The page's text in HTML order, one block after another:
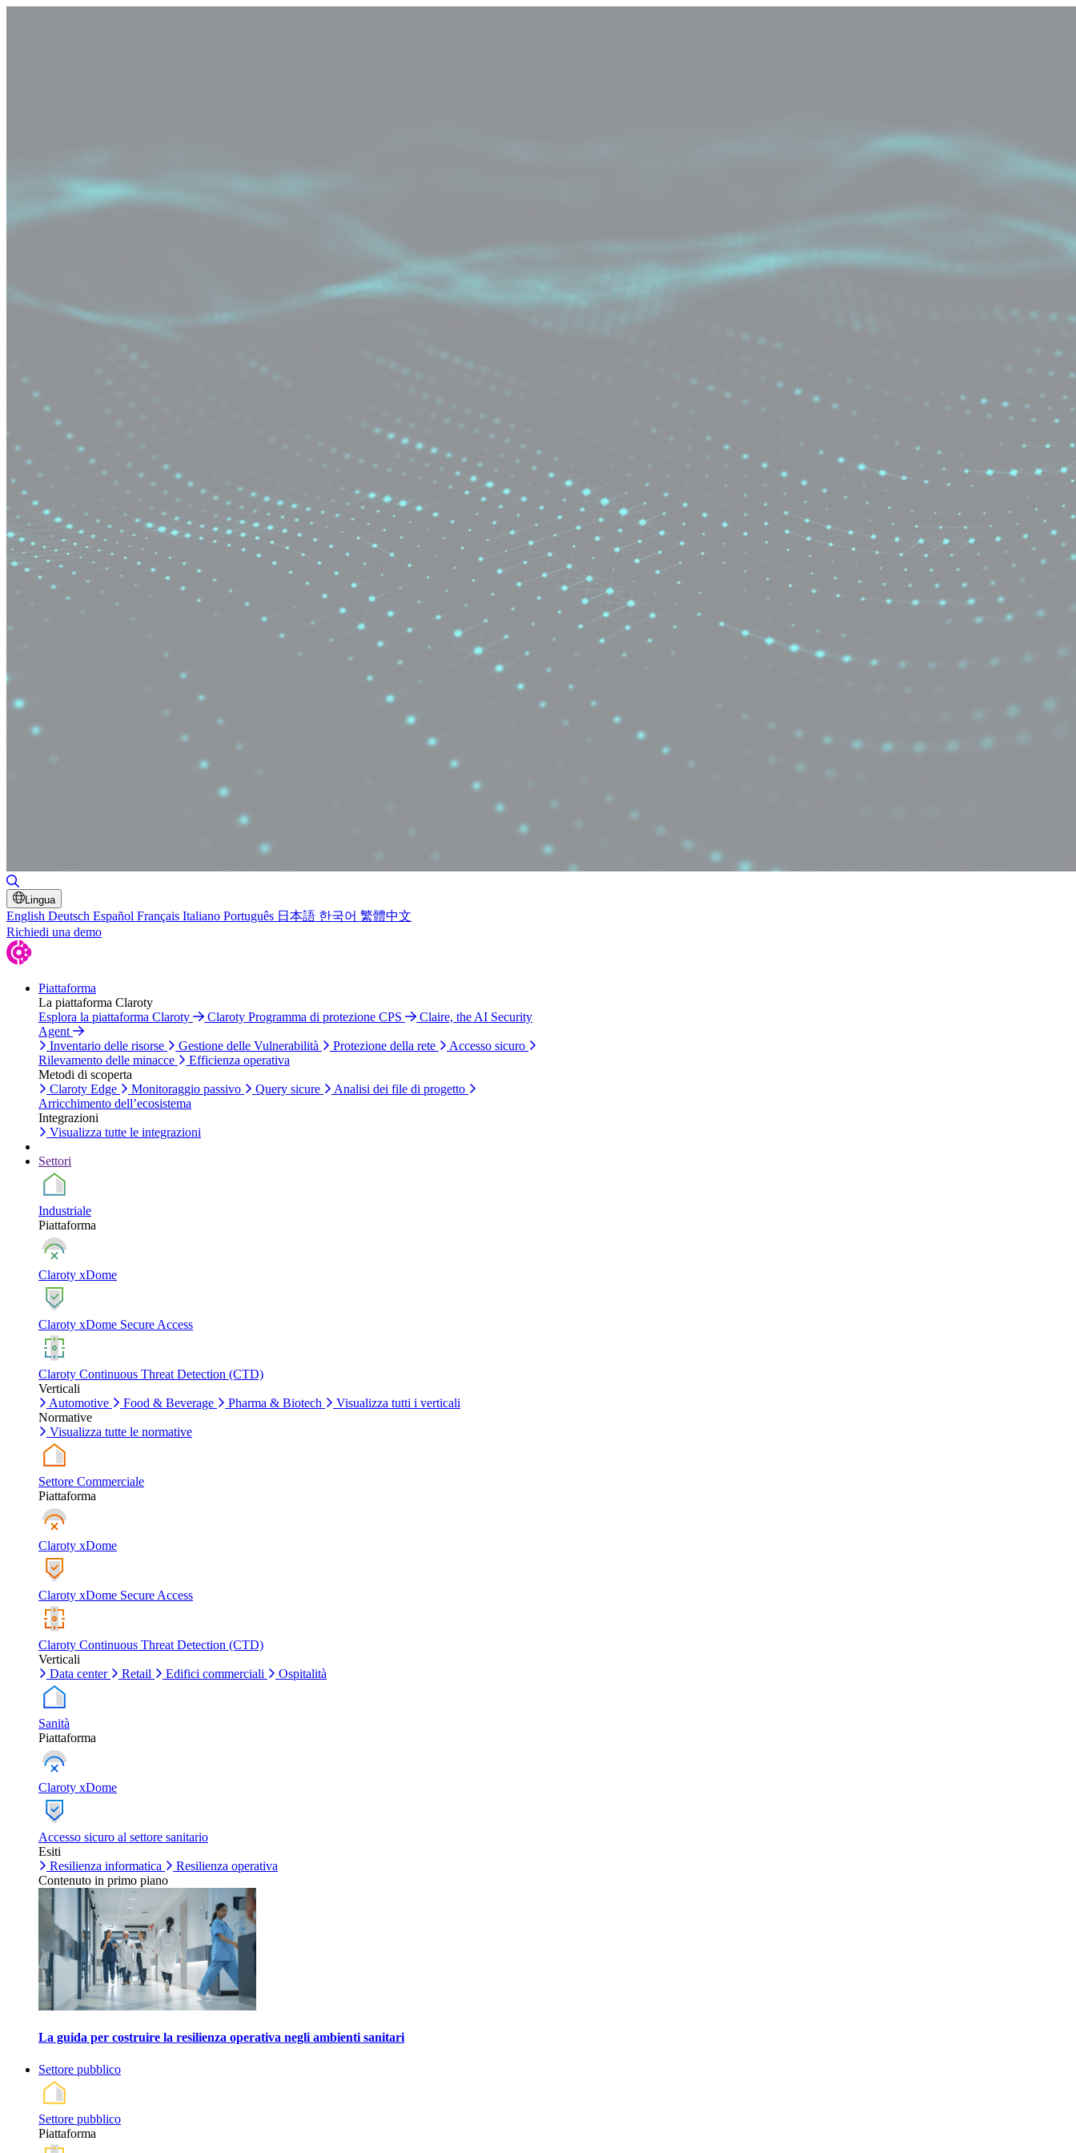
Lingua
English Deutsch Español Français Italiano Português 日本語 한국어 繁體中文
Richiedi una demo
Piattaforma
La piattaforma Claroty
Esplora la piattaforma Claroty
Claroty Programma di protezione CPS
Claire, the AI Security
Agent
Inventario delle risorse
Gestione delle Vulnerabilità Protezione della rete
Accesso sicuro
Rilevamento delle minacce
Efficienza operativa
Metodi di scoperta
Claroty Edge
Monitoraggio passivo Query sicure
Analisi dei file di progetto
Arricchimento dell’ecosistema
Integrazioni
Visualizza tutte le integrazioni
Settori
Industriale
Piattaforma
Claroty xDome
Claroty xDome Secure Access
Claroty Continuous Threat Detection (CTD)
Verticali
Automotive
Food & Beverage Pharma & Biotech
Visualizza tutti i verticali
Normative
Visualizza tutte le normative
Settore Commerciale
Piattaforma
Claroty xDome
Claroty xDome Secure Access
Claroty Continuous Threat Detection (CTD)
Verticali
Data center
Retail Edifici commerciali Ospitalità
Sanità
Piattaforma
Claroty xDome
Accesso sicuro al settore sanitario
Esiti
Resilienza informatica
Resilienza operativa
Contenuto in primo piano
La guida per costruire la resilienza operativa negli ambienti sanitari
Settore pubblico
Settore pubblico
Piattaforma